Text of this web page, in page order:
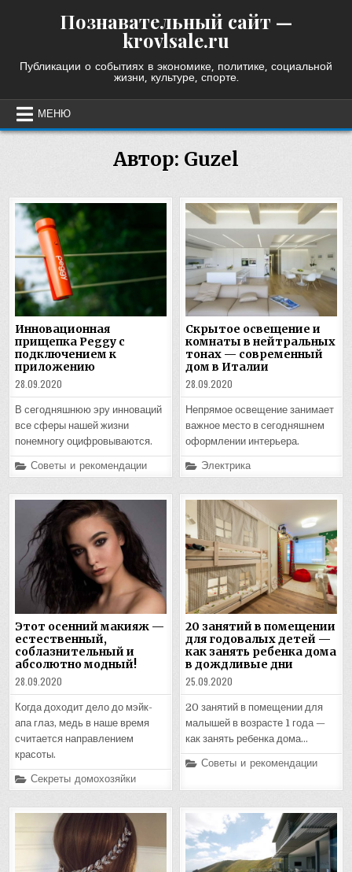
Познавательный сайт —
krovlsale.ru
Публикации о событиях в экономике, политике, социальной
жизни, культуре, спорте.
МЕНЮ
Автор: Guzel
Инновационная
прищепка Peggy с
подключением к
приложению
28.09.2020
В сегодняшнюю эру инноваций
все сферы нашей жизни
понемногу оцифровываются.
Posted
in
Советы и рекомендации
Скрытое освещение и
комнаты в нейтральных
тонах — современный
дом в Италии
28.09.2020
Непрямое освещение занимает
важное место в сегодняшнем
оформлении интерьера.
Posted
in
Электрика
Этот осенний макияж —
естественный,
соблазнительный и
абсолютно модный!
28.09.2020
Когда доходит дело до мэйк-
апа глаз, медь в наше время
считается направлением
красоты.
Posted
in
Секреты домохозяйки
20 занятий в помещении
для годовалых детей —
как занять ребенка дома
в дождливые дни
25.09.2020
20 занятий в помещении для
малышей в возрасте 1 года —
как занять ребенка дома…
Posted
Советы и рекомендации